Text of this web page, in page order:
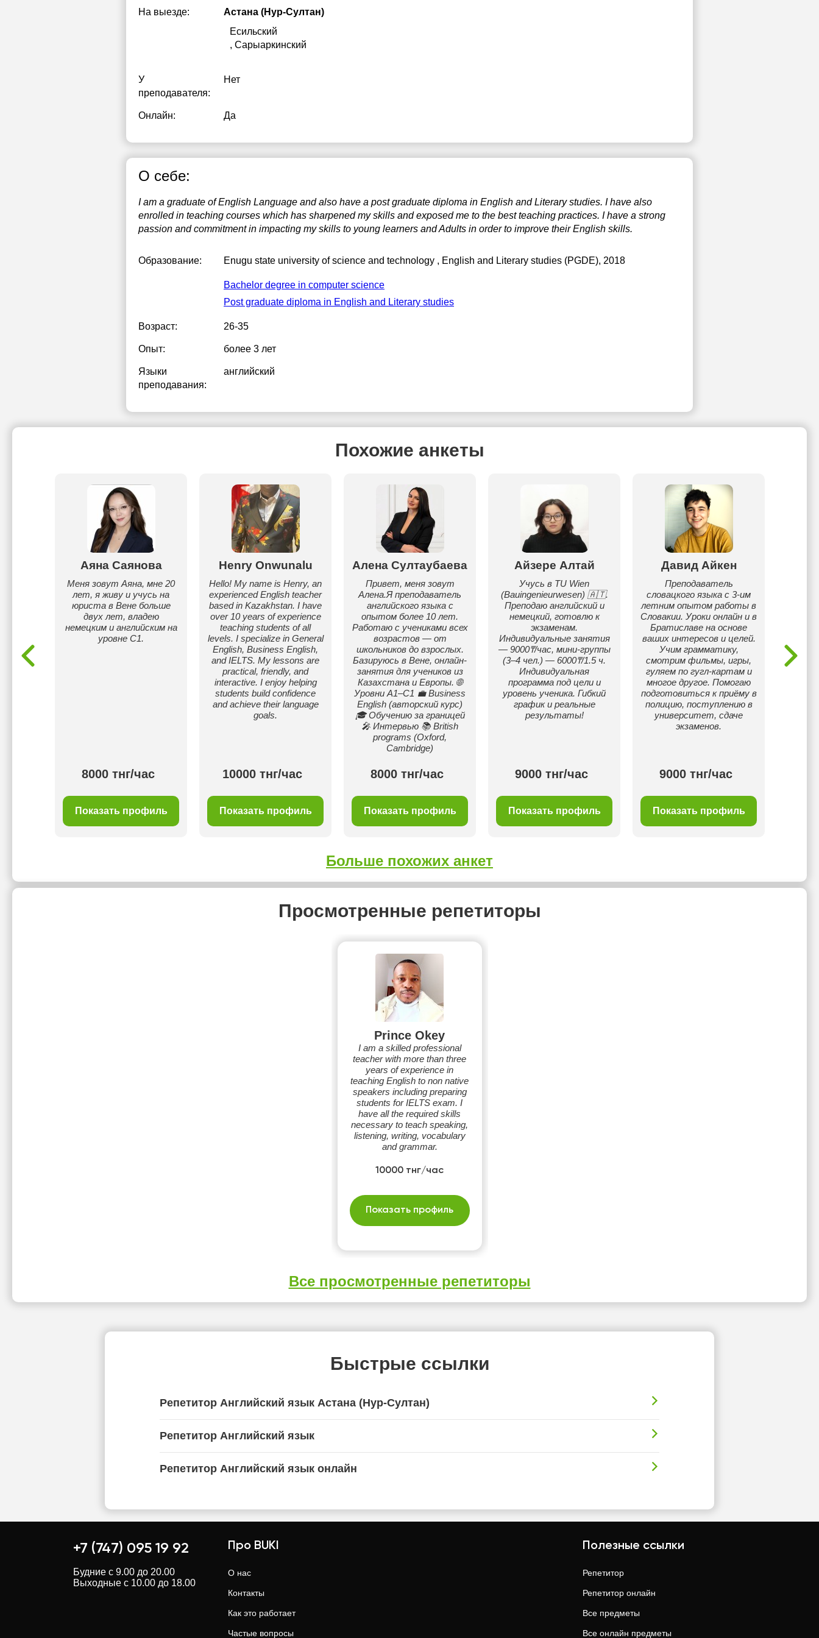
На выезде:
Астана (Нур-Султан)
Есильский
, Сарыаркинский
У
преподавателя:
Нет
Онлайн: Да
О себе:
I am a graduate of English Language and also have a post graduate diploma in English and Literary studies. I have also
enrolled in teaching courses which has sharpened my skills and exposed me to the best teaching practices. I have a strong
passion and commitment in impacting my skills to young learners and Adults in order to improve their English skills.
Образование: Enugu state university of science and technology , English and Literary studies (PGDE), 2018
Bachelor degree in computer science
Post graduate diploma in English and Literary studies
Возраст: 26-35
Опыт: более 3 лет
Языки
преподавания:
английский
Похожие анкеты
и
и
Аяна Саянова
Меня зовут Аяна, мне 20
лет, я живу и учусь на
юриста в Вене больше
двух лет, владею
немецким и английским на
уровне С1.
8000 тнг/час
Показать профиль
Henry Onwunalu
Hello! My name is Henry, an
experienced English teacher
based in Kazakhstan. I have
over 10 years of experience
teaching students of all
levels. I specialize in General
English, Business English,
and IELTS. My lessons are
practical, friendly, and
interactive. I enjoy helping
students build confidence
and achieve their language
goals.
10000 тнг/час
Показать профиль
Алена Султаубаева
Привет, меня зовут
Алена.Я преподаватель
английского языка с
опытом более 10 лет.
Работаю с учениками всех
возрастов — от
школьников до взрослых.
Базируюсь в Вене, онлайн-
занятия для учеников из
Казахстана и Европы. 🌐
Уровни A1–C1 💼 Business
English (авторский курс)
🎓 Обучению за границей
🎤 Интервью 📚 British
programs (Oxford,
Cambridge)
8000 тнг/час
Показать профиль
Айзере Алтай
Учусь в TU Wien
(Bauingenieurwesen) 🇦🇹.
Преподаю английский и
немецкий, готовлю к
экзаменам.
Индивидуальные занятия
— 9000₸/час, мини-группы
(3–4 чел.) — 6000₸/1.5 ч.
Индивидуальная
программа под цели и
уровень ученика. Гибкий
график и реальные
результаты!
9000 тнг/час
Показать профиль
Давид Aйкен
Преподаватель
словацкого языка с 3-им
летним опытом работы в
Словакии. Уроки онлайн и в
Братиславе на основе
ваших интересов и целей.
Учим грамматику,
смотрим фильмы, игры,
гуляем по гугл-картам и
многое другое. Помогаю
подготовиться к приёму в
полицию, поступлению в
университет, сдаче
экзаменов.
9000 тнг/час
Показать профиль
Больше похожих анкет
Просмотренные репетиторы
Prince Okey
I am a skilled professional
teacher with more than three
years of experience in
teaching English to non native
speakers including preparing
students for IELTS exam. I
have all the required skills
necessary to teach speaking,
listening, writing, vocabulary
and grammar.
10000 тнг/час
Показать профиль
Все просмотренные репетиторы
Быстрые ссылки
Репетитор Английский язык Астана (Нур-Султан)
Репетитор Английский язык
Репетитор Английский язык онлайн
17:30
18:00
20:30 20:30 20:30
+7 (747) 095 19 92
Будние с 9.00 до 20.00
Выходные с 10.00 до 18.00
Про BUKI
О нас
Контакты
Как это работает
Частые вопросы
Полезные ссылки
Репетитор
Репетитор онлайн
Все предметы
Все онлайн предметы